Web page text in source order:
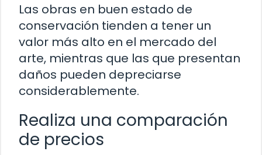
Las obras en buen estado de
conservación tienden a tener un
valor más alto en el mercado del
arte, mientras que las que presentan
daños pueden depreciarse
considerablemente.
Realiza una comparación
de precios